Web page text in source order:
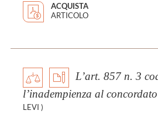
ACQUISTA
ARTICOLO
L’art. 857 n. 3
l’inadempienza al
LEVI )